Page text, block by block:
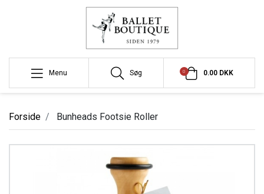
Menu Søg 0 0.00 DKK
Forside Bunheads Footsie Roller